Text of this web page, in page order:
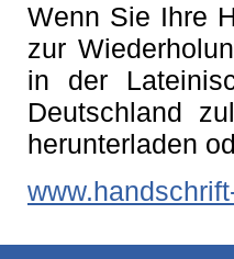
Wenn Sie Ihre
zur
in der
Deutschland
herunterladen